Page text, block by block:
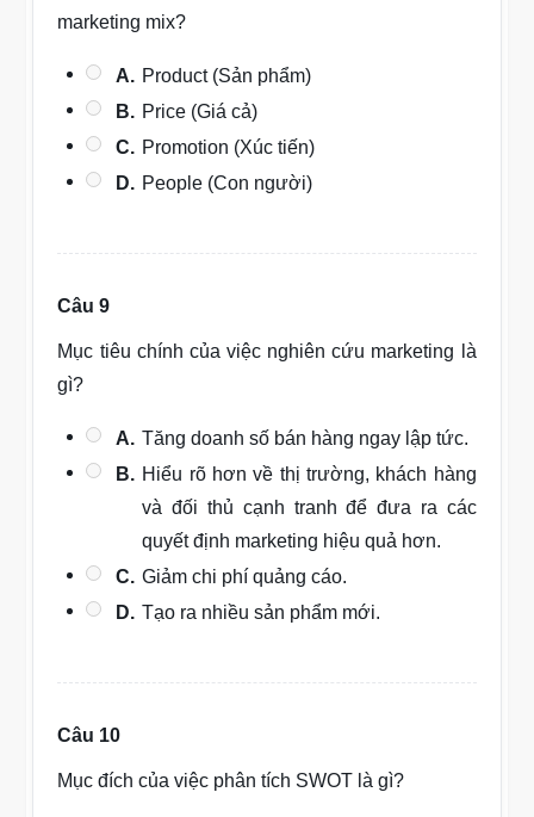
marketing mix?
A. Product (Sản phẩm)
B. Price (Giá cả)
C. Promotion (Xúc tiến)
D. People (Con người)
Câu 9
Mục tiêu chính của việc nghiên cứu marketing là
gì?
A. Tăng doanh số bán hàng ngay lập tức.
B. Hiểu rõ hơn về thị trường, khách hàng
và đối thủ cạnh tranh để đưa ra các
quyết định marketing hiệu quả hơn.
C. Giảm chi phí quảng cáo.
D. Tạo ra nhiều sản phẩm mới.
Câu 10
Mục đích của việc phân tích SWOT là gì?